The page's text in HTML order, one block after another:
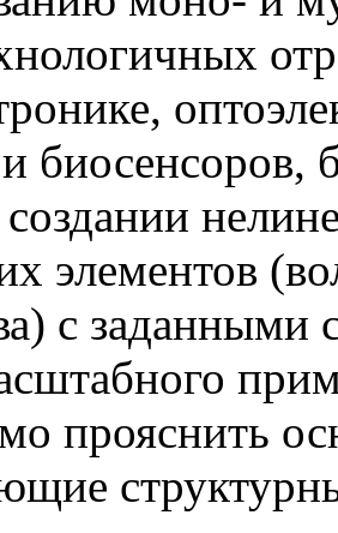
биосенсоров,
элементов
с заданными
прояснить